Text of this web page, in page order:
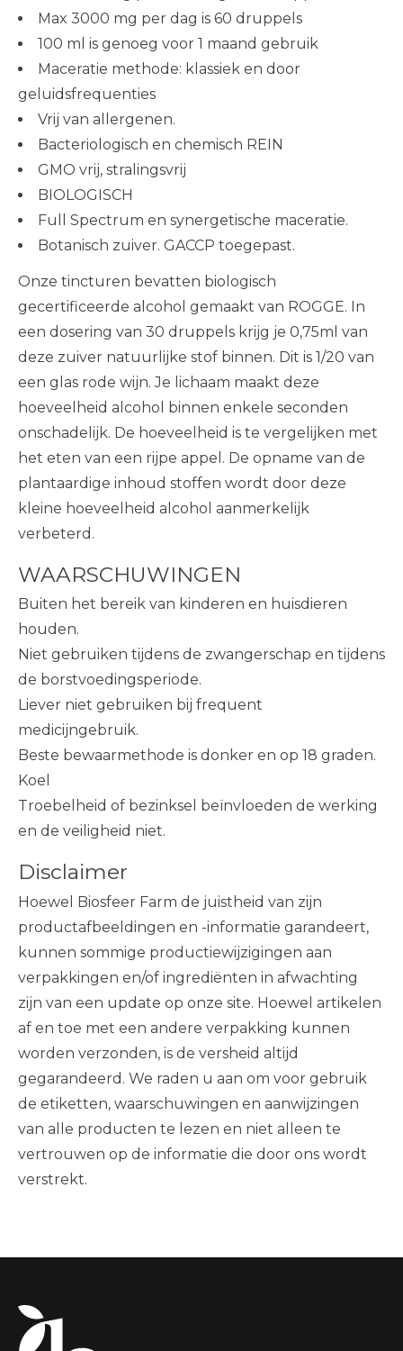
Max 3000 mg per dag is 60 druppels
100 ml is genoeg voor 1 maand gebruik
Maceratie methode: klassiek en door
geluidsfrequenties
Vrij van allergenen.
Bacteriologisch en chemisch REIN
GMO vrij, stralingsvrij
BIOLOGISCH
Full Spectrum en synergetische maceratie.
Botanisch zuiver. GACCP toegepast.
Onze tincturen bevatten biologisch
gecertificeerde alcohol gemaakt van ROGGE. In
een dosering van 30 druppels krijg je 0,75ml van
deze zuiver natuurlijke stof binnen. Dit is 1/20 van
een glas rode wijn. Je lichaam maakt deze
hoeveelheid alcohol binnen enkele seconden
onschadelijk. De hoeveelheid is te vergelijken met
het eten van een rijpe appel. De opname van de
plantaardige inhoud stoffen wordt door deze
kleine hoeveelheid alcohol aanmerkelijk
verbeterd.
WAARSCHUWINGEN
Buiten het bereik van kinderen en huisdieren
houden.
Niet gebruiken tijdens de zwangerschap en tijdens
de borstvoedingsperiode.
Liever niet gebruiken bij frequent
medicijngebruik.
Beste bewaarmethode is donker en op 18 graden.
Koel
Troebelheid of bezinksel beïnvloeden de werking
en de veiligheid niet.
Disclaimer
Hoewel Biosfeer Farm de juistheid van zijn
productafbeeldingen en -informatie garandeert,
kunnen sommige productiewijzigingen aan
verpakkingen en/of ingrediënten in afwachting
zijn van een update op onze site. Hoewel artikelen
af ​​en toe met een andere verpakking kunnen
worden verzonden, is de versheid altijd
gegarandeerd. We raden u aan om voor gebruik
de etiketten, waarschuwingen en aanwijzingen
van alle producten te lezen en niet alleen te
vertrouwen op de informatie die door ons wordt
verstrekt.